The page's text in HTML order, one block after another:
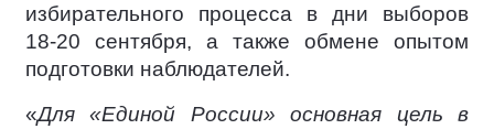
избирательного процесса в дни выборов
18-20 сентября, а также обмене опытом
подготовки наблюдателей.
«Для «Единой России» основная цель в